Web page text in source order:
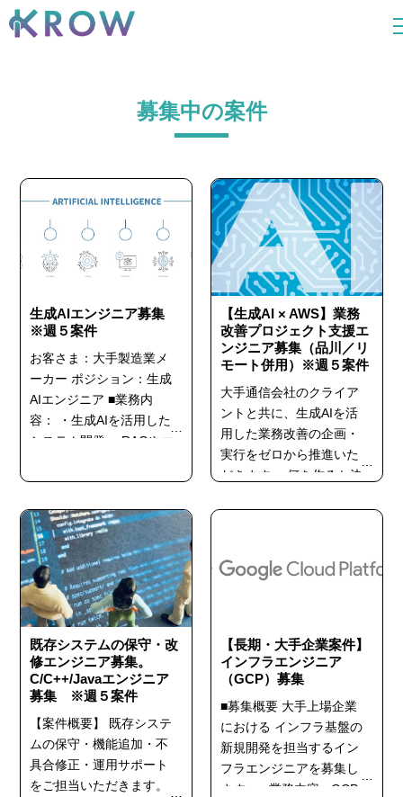
募集中の案件
生成AIエンジニア募集
※週５案件
お客さま：大手製造業メ
ーカー ポジション：生成
AIエンジニア ■業務内
容： ・生成AIを活用した
システム開発 ・RAGやエ
討・設計 ・Webアプリケ
ル： ・Webアプリケーシ
ョン等のシステム開発経
験 ・生成AI周りの基本的
な知見（Amazon
Bedrock、Bedrockナレッ
ジベースやエージェント
など...
【生成AI × AWS】業務
改善プロジェクト支援エ
ンジニア募集（品川／リ
モート併用）※週５案件
大手通信会社のクライア
ントと共に、生成AIを活
用した業務改善の企画・
実行をゼロから推進いた
だきます。 何を作るか決
まで幅広く対応していた
だきます。 ■業務内容 生
環境構築、PoCやデモの
作成 顧客との調整や提
案...
既存システムの保守・改
修エンジニア募集。
C/C++/Javaエンジニア
募集 ※週５案件
【案件概要】 既存システ
ムの保守・機能追加・不
具合修正・運用サポート
をご担当いただきます。
【長期・大手企業案件】
インフラエンジニア
（GCP）募集
■募集概要 大手上場企業
における インフラ基盤の
新規開発を担当するイン
フラエンジニアを募集し
ます。 ■業務内容 - GCP